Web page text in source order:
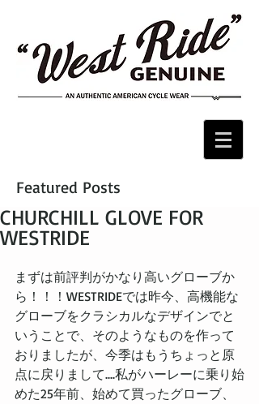
Featured Posts
CHURCHILL GLOVE FOR
WESTRIDE
まずは前評判がかなり高いグローブか
ら！！！WESTRIDEでは昨今、高機能な
グローブをクラシカルなデザインでと
いうことで、そのようなものを作って
おりましたが、今季はもうちょっと原
点に戻りまして....私がハーレーに乗り始
めた25年前、始めて買ったグローブ、